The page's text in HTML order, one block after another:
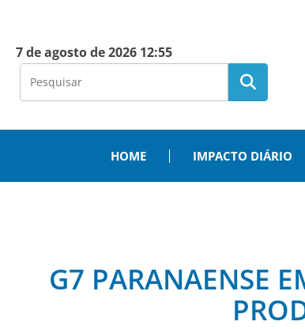
7 de agosto de 2026 12:55
HOME IMPACTO DIÁRIO
G7 PARANAENSE